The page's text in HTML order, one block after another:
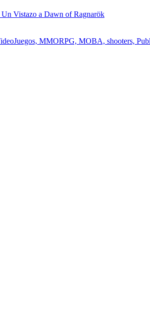
Un Vistazo a Dawn of Ragnarök
MMORPG, MOBA, shooters,